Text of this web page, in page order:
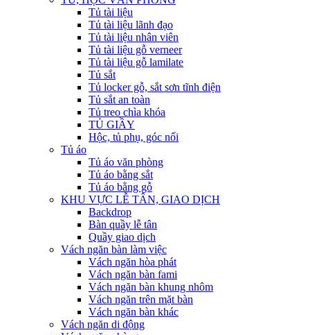
Tủ tài liệu
Tủ tài liệu lãnh đạo
Tủ tài liệu nhân viên
Tủ tài liệu gỗ verneer
Tủ tài liệu gỗ lamilate
Tủ sắt
Tủ locker gỗ, sắt sơn tĩnh điện
Tủ sắt an toàn
Tủ treo chìa khóa
TỦ GIẦY
Hộc, tủ phụ, góc nối
Tủ áo
Tủ áo văn phòng
Tủ áo bằng sắt
Tủ áo bằng gỗ
KHU VỰC LỄ TÂN, GIAO DỊCH
Backdrop
Bàn quầy lễ tân
Quầy giao dịch
Vách ngăn bàn làm việc
Vách ngăn hòa phát
Vách ngăn bàn fami
Vách ngăn bàn khung nhôm
Vách ngăn trên mặt bàn
Vách ngăn bàn khác
Vách ngăn di động